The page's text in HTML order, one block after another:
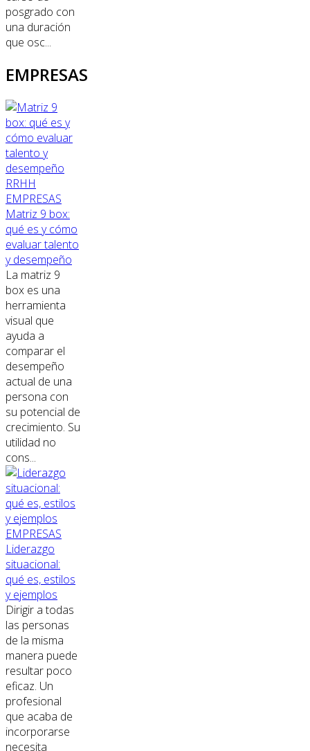
posgrado con
una duración
que osc...
EMPRESAS
RRHH
EMPRESAS
Matriz 9 box:
qué es y cómo
evaluar talento
y desempeño
La matriz 9
box es una
herramienta
visual que
ayuda a
comparar el
desempeño
actual de una
persona con
su potencial de
crecimiento. Su
utilidad no
cons...
EMPRESAS
Liderazgo
situacional:
qué es, estilos
y ejemplos
Dirigir a todas
las personas
de la misma
manera puede
resultar poco
eficaz. Un
profesional
que acaba de
incorporarse
necesita